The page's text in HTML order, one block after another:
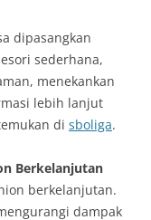
dipasangkan
sederhana,
menekankan
lebih lanjut
di sboliga.
Berkelanjutan
berkelanjutan.
dampak